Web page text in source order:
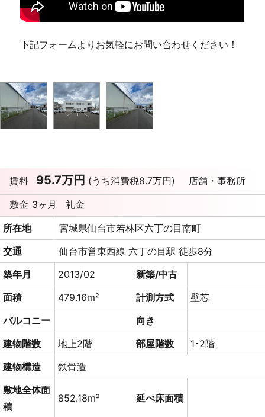
下記フォームよりお気軽にお問い合わせください！
賃料 95.7万円 (うち消費税8.7万円)
店舗・事務所
敷金 3ヶ月
礼金
所在地
宮城県仙台市若林区六丁の目南町
交通
仙台市営東西線 六丁の目駅 徒歩8分
築年月
2013/02
新築/中古
面積
479.16m² 計測方式
壁芯
バルコニー
向き
建物階数
地上2階 部屋階数
1･2階
建物構造
鉄骨造
敷地全体面
積
852.18m² 延べ床面積